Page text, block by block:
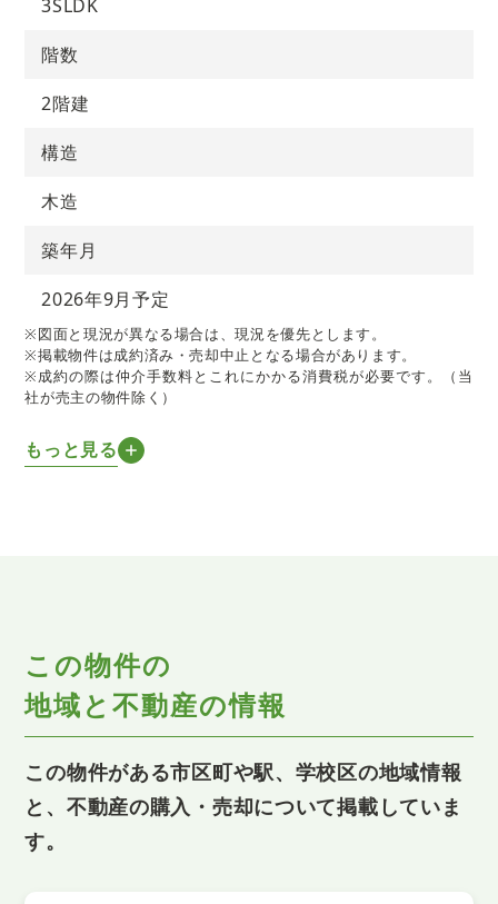
3SLDK
階数
2階建
構造
木造
築年月
2026年9月予定
※図面と現況が異なる場合は、現況を優先とします。
※掲載物件は成約済み・売却中止となる場合があります。
※成約の際は仲介手数料とこれにかかる消費税が必要です。（当
社が売主の物件除く）
もっと見る
この物件の
地域と不動産の情報
この物件がある市区町や駅、学校区の地域情報
と、不動産の購入・売却について掲載していま
す。